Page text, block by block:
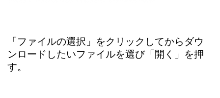
「ファイルの選択」をクリックしてからダウ
ンロードしたいファイルを選び「開く」を押
す。